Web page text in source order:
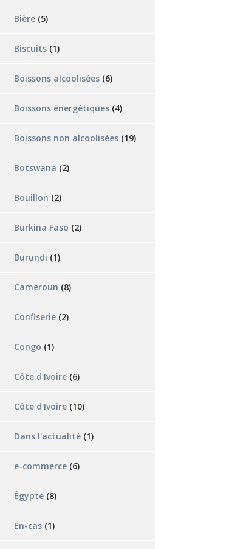
Bière (5)
Biscuits (1)
Boissons alcoolisées (6)
Boissons énergétiques (4)
Boissons non alcoolisées (19)
Botswana (2)
Bouillon (2)
Burkina Faso (2)
Burundi (1)
Cameroun (8)
Confiserie (2)
Congo (1)
Côte d'Ivoire (6)
Côte d'Ivoire (10)
Dans l'actualité (1)
e-commerce (6)
Égypte (8)
En-cas (1)